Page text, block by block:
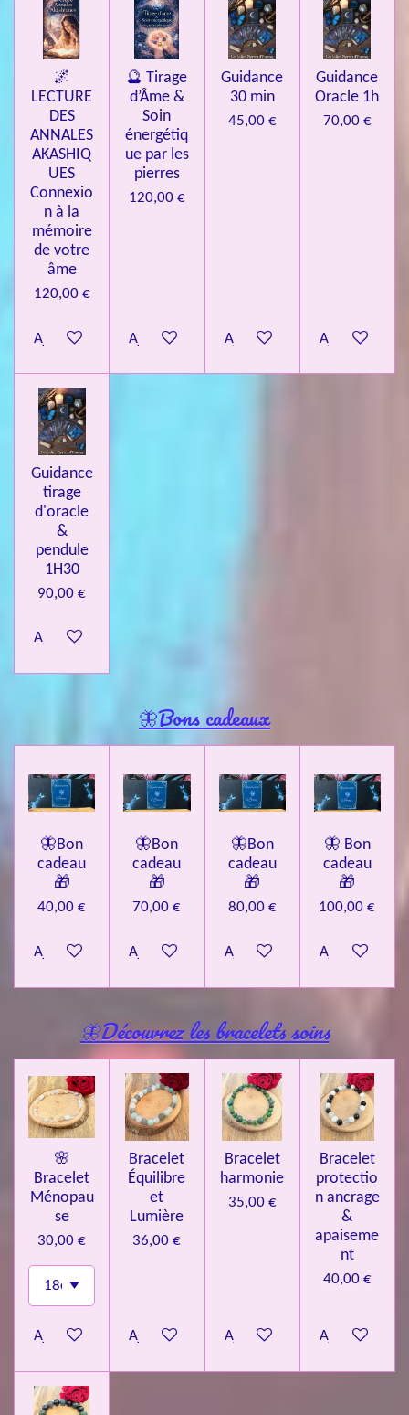
🌌
LECTURE
DES
ANNALES
AKASHIQ
UES
Connexio
n à la
mémoire
de votre
âme
120,00 €
Ajouter au panier
🔮 Tirage
d’Âme &
Soin
énergétiq
ue par les
pierres
120,00 €
Ajouter au panier
Guidance
30 min
45,00 €
Ajouter au panier
Guidance
Oracle 1h
70,00 €
Ajouter au
Guidance
tirage
d'oracle
&
pendule
1H30
90,00 €
Ajouter au panier
🦋Bons cadeaux
🦋Bon
cadeau
🎁
40,00 €
Ajouter au panier
🦋Bon
cadeau
🎁
70,00 €
Ajouter au panier
🦋Bon
cadeau
🎁
80,00 €
Ajouter au panier
🦋 Bon
cadeau
🎁
100,00 €
Ajouter au
🦋Découvrez les bracelets soins
🌸
Bracelet
Ménopau
se
30,00 €
Ajouter au panier
Bracelet
Équilibre
et
Lumière
36,00 €
Ajouter au panier
Bracelet
harmonie
35,00 €
Ajouter au panier
Bracelet
protectio
n ancrage
&
apaiseme
nt
40,00 €
Ajouter au